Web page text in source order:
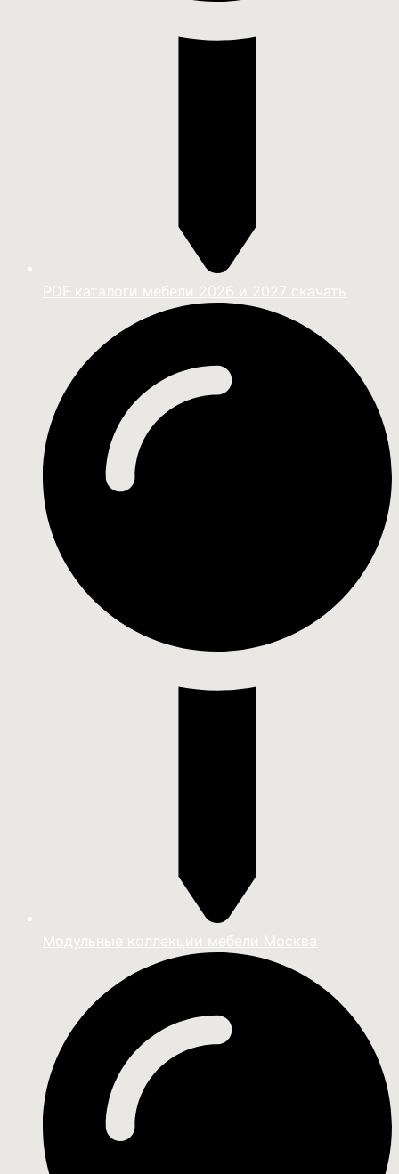
PDF каталоги мебели 2026 и 2027 скачать
Модульные коллекции мебели Москва